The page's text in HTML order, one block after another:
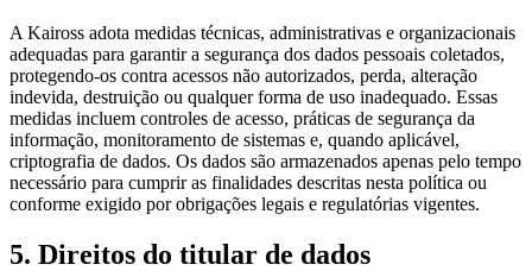
A Kaiross adota medidas técnicas, administrativas e organizacionais
adequadas para garantir a segurança dos dados pessoais coletados,
protegendo-os contra acessos não autorizados, perda, alteração
indevida, destruição ou qualquer forma de uso inadequado. Essas
medidas incluem controles de acesso, práticas de segurança da
informação, monitoramento de sistemas e, quando aplicável,
criptografia de dados. Os dados são armazenados apenas pelo tempo
necessário para cumprir as finalidades descritas nesta política ou
conforme exigido por obrigações legais e regulatórias vigentes.
5. Direitos do titular de dados